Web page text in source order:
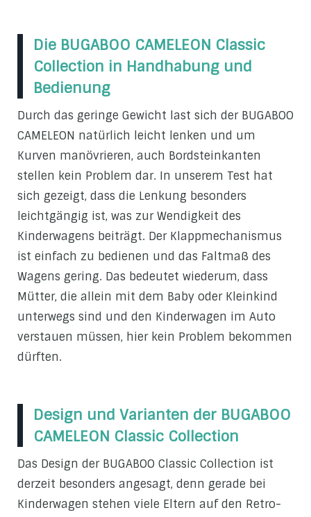
Die BUGABOO CAMELEON Classic
Collection in Handhabung und
Bedienung
Durch das geringe Gewicht last sich der BUGABOO
CAMELEON natürlich leicht lenken und um
Kurven manövrieren, auch Bordsteinkanten
stellen kein Problem dar. In unserem Test hat
sich gezeigt, dass die Lenkung besonders
leichtgängig ist, was zur Wendigkeit des
Kinderwagens beiträgt. Der Klappmechanismus
ist einfach zu bedienen und das Faltmaß des
Wagens gering. Das bedeutet wiederum, dass
Mütter, die allein mit dem Baby oder Kleinkind
unterwegs sind und den Kinderwagen im Auto
verstauen müssen, hier kein Problem bekommen
dürften.
Design und Varianten der BUGABOO
CAMELEON Classic Collection
Das Design der BUGABOO Classic Collection ist
derzeit besonders angesagt, denn gerade bei
Kinderwagen stehen viele Eltern auf den Retro-